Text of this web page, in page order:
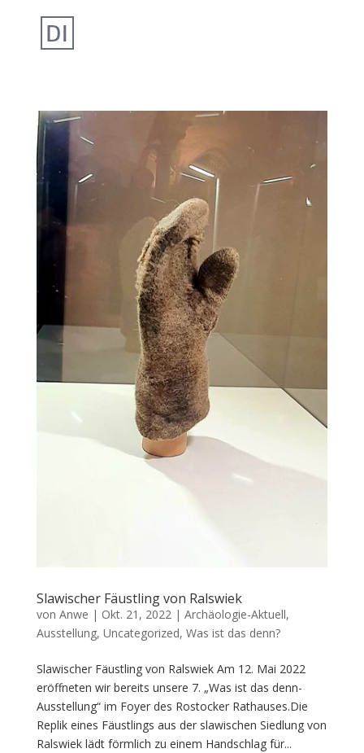
Slawischer Fäustling von Ralswiek
von Anwe | Okt. 21, 2022| Archäologie-Aktuell,
Ausstellung, Uncategorized, Was ist das denn?
Slawischer Fäustling von Ralswiek Am 12. Mai 2022
eröffneten wir bereits unsere 7. „Was ist das denn-
Ausstellung“ im Foyer des Rostocker Rathauses.Die
Replik eines Fäustlings aus der slawischen Siedlung von
Ralswiek lädt förmlich zu einem Handschlag für...